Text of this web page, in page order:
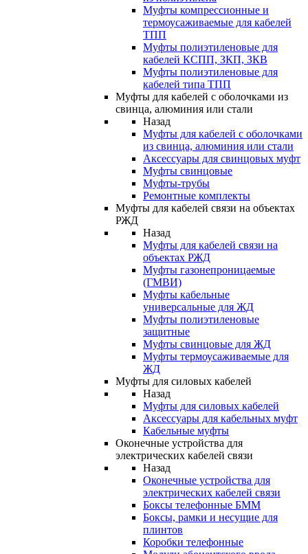
Муфты компрессионные и
термоусаживаемые для кабелей
ТПП
Муфты полиэтиленовые для
кабелей КСПП, ЗКП, ЗКВ
Муфты полиэтиленовые для
кабелей типа ТПП
Муфты для кабелей с оболочками из
свинца, алюминия или стали
Назад
Муфты для кабелей с оболочками
из свинца, алюминия или стали
Аксессуары для свинцовых муфт
Муфты свинцовые
Муфты-трубы
Ремонтные комплекты
Муфты для кабелей связи на объектах
РЖД
Назад
Муфты для кабелей связи на
объектах РЖД
Муфты газонепроницаемые
(ГМВИ)
Муфты кабельные
универсальные для ЖД
Муфты полиэтиленовые
защитные
Муфты свинцовые для ЖД
Муфты термоусаживаемые для
ЖД
Муфты для силовых кабелей
Назад
Муфты для силовых кабелей
Аксессуары для кабельных муфт
Кабельные муфты
Оконечные устройства для
электрических кабелей связи
Назад
Оконечные устройства для
электрических кабелей связи
Боксы телефонные БММ
Боксы, рамки и несущие для
плинтов
Коробки телефонные